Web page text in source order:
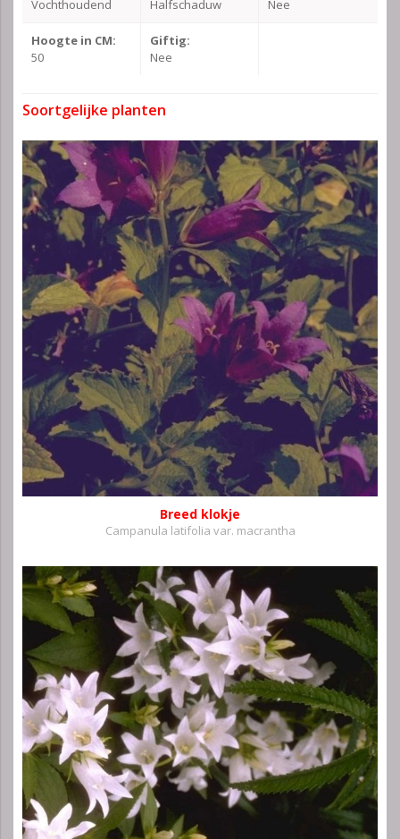
Vochthoudend
Halfschaduw
Nee
Hoogte in CM:
50
Giftig:
Nee
Soortgelijke planten
Breed klokje
Campanula latifolia var. macrantha